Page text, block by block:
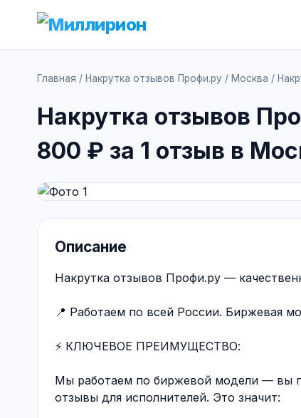
Главная / Накрутка отзывов Профи.ру / Москва /
Накрутка отзывов
800 ₽ за 1 отзыв в
Описание
Накрутка отзывов Профи.ру —
📍 Работаем по всей России. Биржевая
⚡ КЛЮЧЕВОЕ ПРЕИМУЩЕСТВО:
Мы работаем по биржевой модели — вы
отзывы для исполнителей. Это значит: